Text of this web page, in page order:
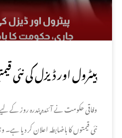
پیٹرول اور ڈیزل کی نئی
کا باضابطہ اعلان
وفاقی حکومت نے آئندہ پندرہ روز کے
نئی قیمتوں کا باضابطہ اعلان کر دیا